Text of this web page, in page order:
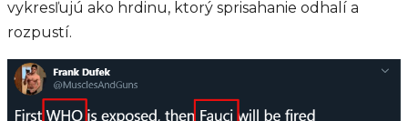
vykresľujú ako hrdinu, ktorý sprisahanie odhalí a
rozpustí.